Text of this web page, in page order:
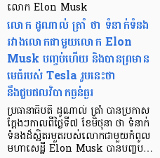
លោក Elon Musk
លោក ដូណាល់ ត្រាំ ថា ទំនាក់ទំនង
រវាងលោកជាមួយលោក Elon
Musk បញ្ចប់ហើយ និងបានព្រមាន
មេធំរបស់ Tesla រូបនេះថា
នឹងជួបផលវិបាកធ្ងន់ធ្ងរ
ប្រធានាធិបតី ដូណាល់ ត្រាំ បានប្រកាស
ក្ដែងៗកាលពីថ្ងៃទី៧ ខែមិថុនា ថា ទំនាក់
ទំនងដ៏ស្អិតរមួតរបស់លោកជាមួយកំពូល
មហាសេដ្ឋី Elon Musk បានបញ្ចប…